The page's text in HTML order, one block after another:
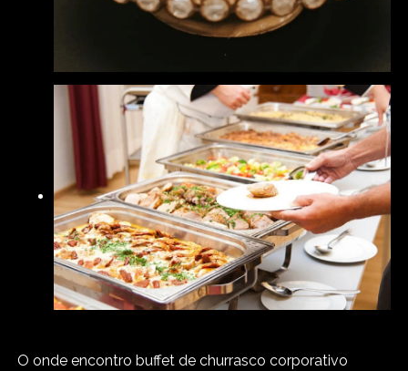
O onde encontro buffet de churrasco corporativo